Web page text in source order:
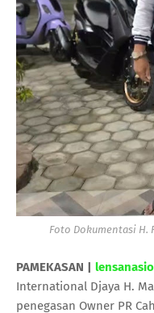
Foto Dokumentasi H.
PAMEKASAN |
International Djaya H.
penegasan Owner PR